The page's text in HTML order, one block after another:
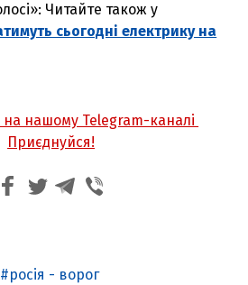
Читайте також у
сьогодні електрику на
на нашому Telegram-каналі
Приєднуйся!
росія - ворог